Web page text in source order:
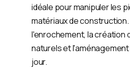
idéale pour manipuler les
matériaux de
l'enrochement, la création
naturels et
jour.